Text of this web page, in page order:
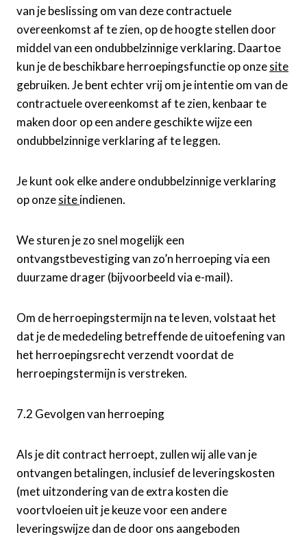
van je beslissing om van deze contractuele
overeenkomst af te zien, op de hoogte stellen door
middel van een ondubbelzinnige verklaring. Daartoe
kun je de beschikbare herroepingsfunctie op onzesite
gebruiken. Je bent echter vrij om je intentie om van de
contractuele overeenkomst af te zien, kenbaar te
maken door op een andere geschikte wijze een
ondubbelzinnige verklaring af te leggen.
Je kunt ook elke andere ondubbelzinnige verklaring
op onzesiteindienen.
We sturen je zo snel mogelijk een
ontvangstbevestiging van zo’n herroeping via een
duurzame drager (bijvoorbeeld via e-mail).
Om de herroepingstermijn na te leven, volstaat het
dat je de mededeling betreffende de uitoefening van
het herroepingsrecht verzendt voordat de
herroepingstermijn is verstreken.
7.2 Gevolgen van herroeping
Als je dit contract herroept, zullen wij alle van je
ontvangen betalingen, inclusief de leveringskosten
(met uitzondering van de extra kosten die
voortvloeien uit je keuze voor een andere
leveringswijze dan de door ons aangeboden